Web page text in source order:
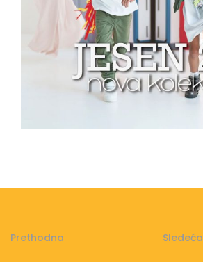
Prethodna Sledeća